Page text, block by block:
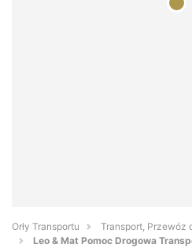
Orły Transportu
Transport, Przewóz
Leo & Mat Pomoc Drogowa